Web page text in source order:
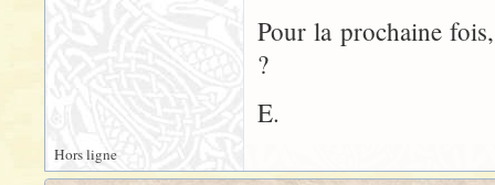
Pour la prochaine
?
E.
Hors ligne